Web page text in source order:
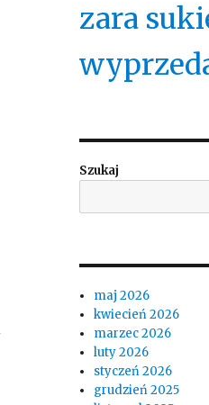
zara
Szukaj
maj 2026
kwiecień 2026
marzec 2026
luty 2026
styczeń 2026
grudzień 2025